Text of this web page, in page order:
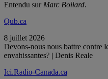
Entendu sur Marc Boilard.
Qub.ca
8 juillet 2026
Devons-nous nous battre contre
envahissantes? | Denis Reale
Ici.Radio-Canada.ca